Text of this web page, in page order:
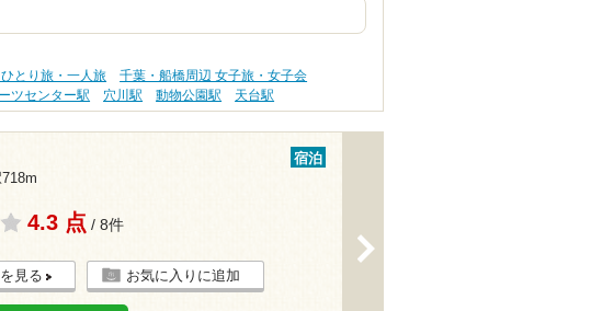
とり旅・一人旅
千葉・船橋周辺 女子旅・女子会
ツセンター駅 穴川駅 動物公園駅 天台駅
宿泊
4.3 点 / 8件
見る お気に入りに追加